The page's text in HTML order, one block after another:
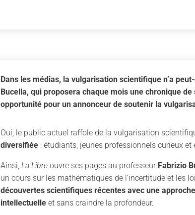
Dans les médias, la vulgarisation scientifique n’a
Bucella, qui proposera chaque mois une chronique
opportunité pour un annonceur de soutenir la
Oui, le public actuel raffole de la vulgarisation
diversifiée : étudiants, jeunes professionnels curieux et
Ainsi,La Libre ouvre ses pages au professeur Fabrizio
un cours sur les mathématiques de l’incertitude et les
découvertes scientifiques récentes avec une
intellectuelle et sans craindre la profondeur.